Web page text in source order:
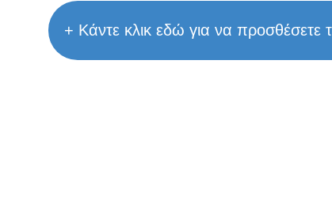
+ Κάντε κλικ εδώ για να προσθέσετε